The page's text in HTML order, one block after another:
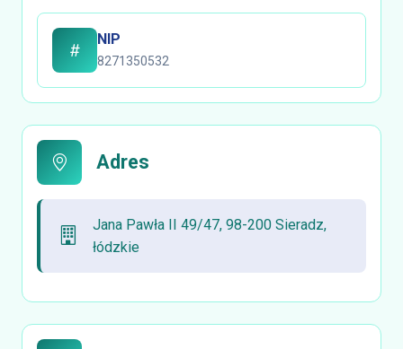
NIP
8271350532
Adres
Jana Pawła II 49/47, 98-200 Sieradz,
łódzkie